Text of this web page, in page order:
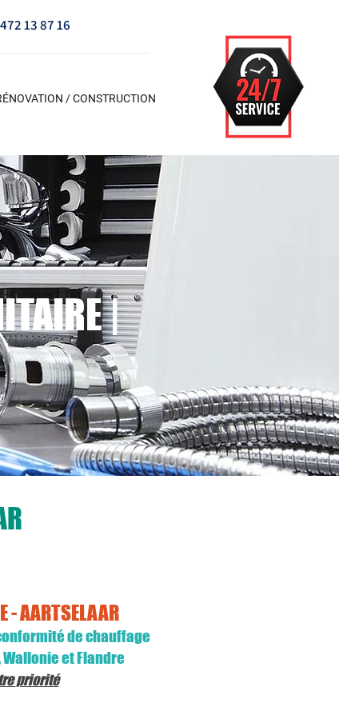
13 87 16
/ CONSTRUCTION
|
- AARTSELAAR
de chauffage
et Flandre
priorité